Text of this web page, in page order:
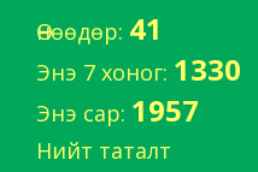
Өнөөдөр: 41
Энэ 7 хоног: 1330
Энэ сар: 1957
Нийт таталт